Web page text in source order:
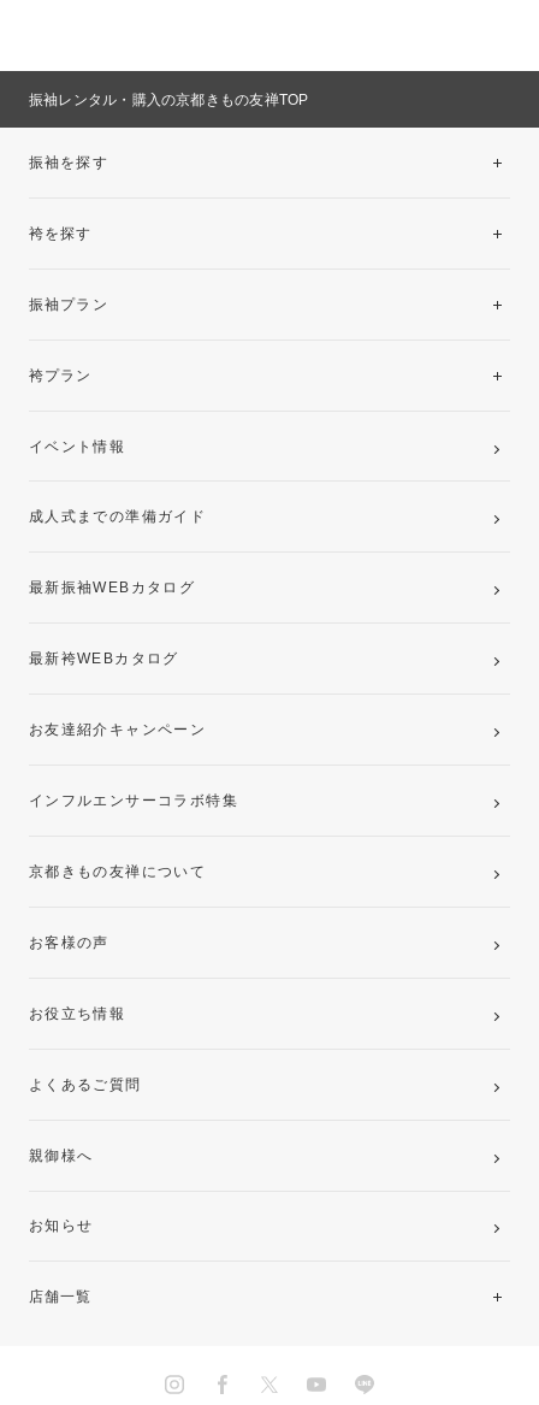
振袖レンタル・購入の京都きもの友禅TOP
振袖を探す
袴を探す
振袖プラン
レンタルプラン
袴プラン
卒業袴レンタルプラン
イベント情報
成人式までの準備ガイド
最新振袖WEBカタログ
最新袴WEBカタログ
お友達紹介キャンペーン
インフルエンサーコラボ特集
京都きもの友禅について
お客様の声
お役立ち情報
よくあるご質問
親御様へ
お知らせ
店舗一覧